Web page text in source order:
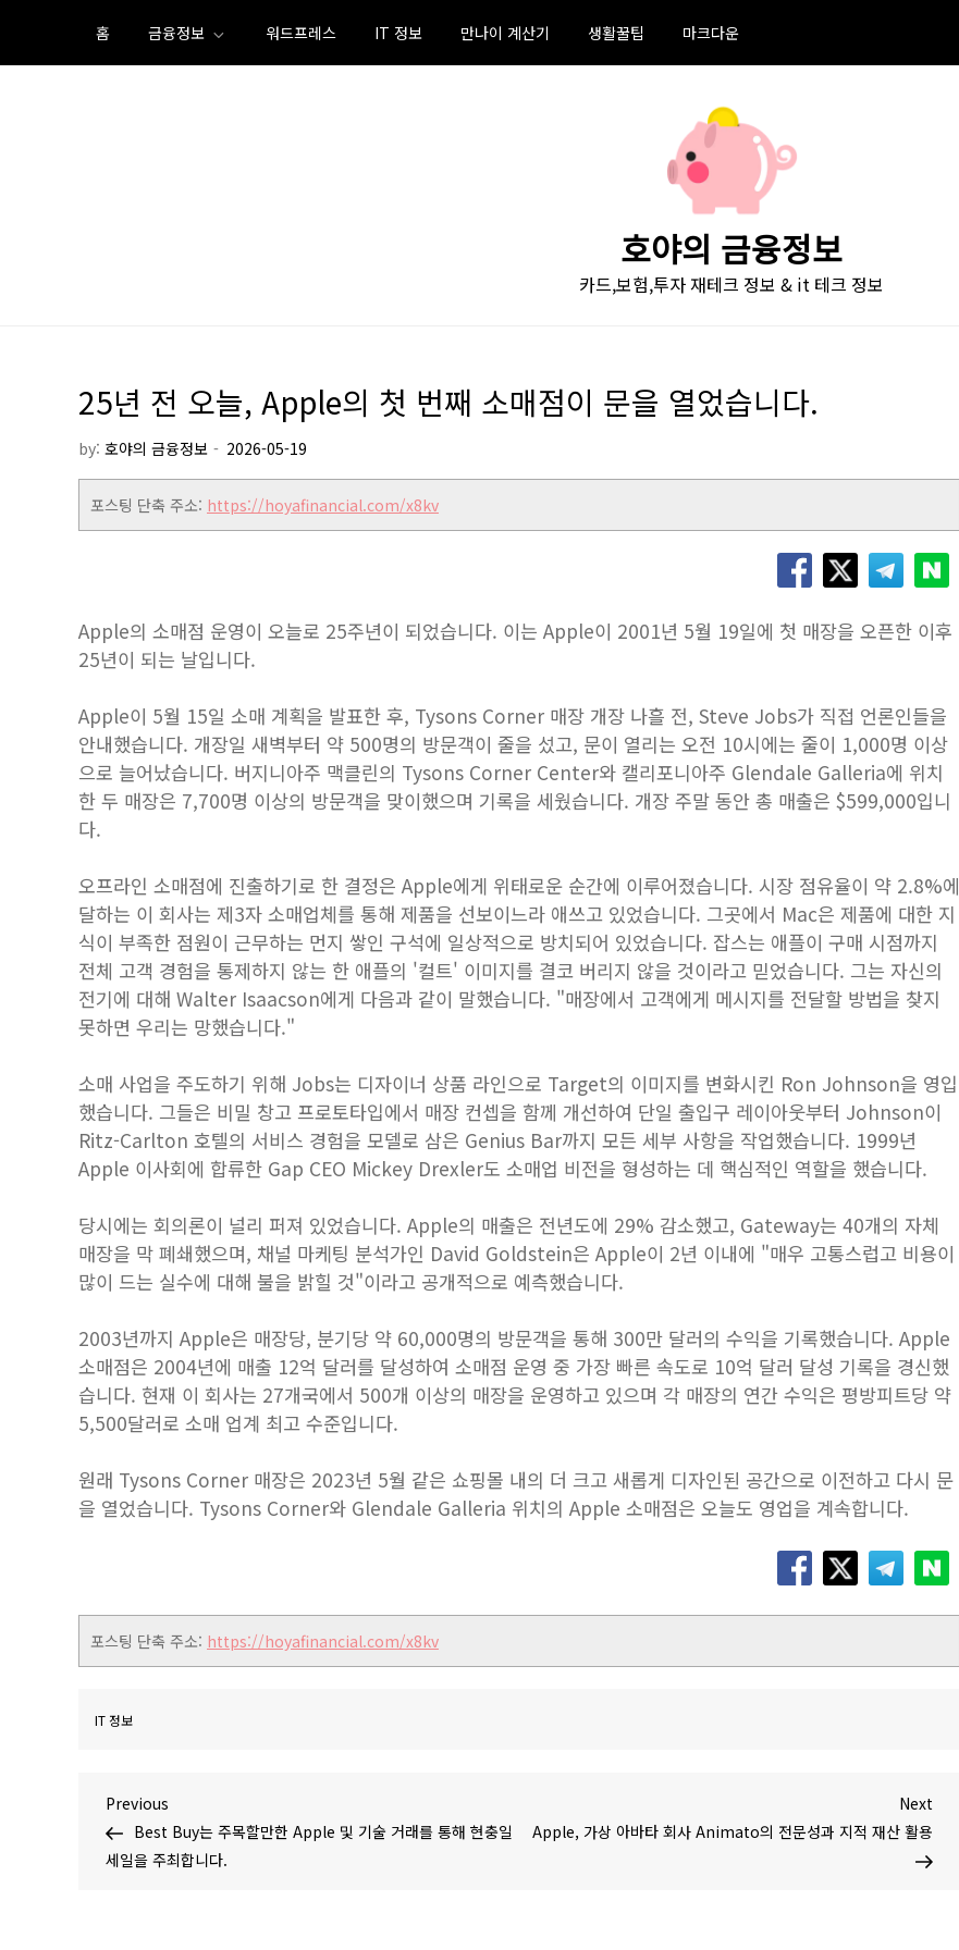
content
홈 금융정보 워드프레스 IT 정보 만나이 계산기 생활꿀팁 마크다운
호야의 금융정보
카드,보험,투자 재테크 정보 & it 테크 정보
25년 전 오늘, Apple의 첫 번째 소매점이 문을 열었습니다.
by: 호야의 금융정보
포스팅 단축 주소: https://hoyafinancial.com/x8kv
Apple의 소매점 운영이 오늘로 25주년이 되었습니다. 이는 Apple이 2001년 5월 19일에 첫 매장을 오픈한 이후
25년이 되는 날입니다.
Apple이 5월 15일 소매 계획을 발표한 후, Tysons Corner 매장 개장 나흘 전, Steve Jobs가 직접 언론인들을
안내했습니다. 개장일 새벽부터 약 500명의 방문객이 줄을 섰고, 문이 열리는 오전 10시에는 줄이 1,000명 이상
으로 늘어났습니다. 버지니아주 맥클린의 Tysons Corner Center와 캘리포니아주 Glendale Galleria에 위치
한 두 매장은 7,700명 이상의 방문객을 맞이했으며 기록을 세웠습니다. 개장 주말 동안 총 매출은 $599,000입니
다.
오프라인 소매점에 진출하기로 한 결정은 Apple에게 위태로운 순간에 이루어졌습니다. 시장 점유율이 약 2.8%에
달하는 이 회사는 제3자 소매업체를 통해 제품을 선보이느라 애쓰고 있었습니다. 그곳에서 Mac은 제품에 대한 지
식이 부족한 점원이 근무하는 먼지 쌓인 구석에 일상적으로 방치되어 있었습니다. 잡스는 애플이 구매 시점까지
전체 고객 경험을 통제하지 않는 한 애플의 '컬트' 이미지를 결코 버리지 않을 것이라고 믿었습니다. 그는 자신의
전기에 대해 Walter Isaacson에게 다음과 같이 말했습니다. "매장에서 고객에게 메시지를 전달할 방법을 찾지
못하면 우리는 망했습니다."
소매 사업을 주도하기 위해 Jobs는 디자이너 상품 라인으로 Target의 이미지를 변화시킨 Ron Johnson을 영입
했습니다. 그들은 비밀 창고 프로토타입에서 매장 컨셉을 함께 개선하여 단일 출입구 레이아웃부터 Johnson이
Ritz-Carlton 호텔의 서비스 경험을 모델로 삼은 Genius Bar까지 모든 세부 사항을 작업했습니다. 1999년
Apple 이사회에 합류한 Gap CEO Mickey Drexler도 소매업 비전을 형성하는 데 핵심적인 역할을 했습니다.
당시에는 회의론이 널리 퍼져 있었습니다. Apple의 매출은 전년도에 29% 감소했고, Gateway는 40개의 자체
매장을 막 폐쇄했으며, 채널 마케팅 분석가인 David Goldstein은 Apple이 2년 이내에 "매우 고통스럽고 비용이
많이 드는 실수에 대해 불을 밝힐 것"이라고 공개적으로 예측했습니다.
2003년까지 Apple은 매장당, 분기당 약 60,000명의 방문객을 통해 300만 달러의 수익을 기록했습니다. Apple
소매점은 2004년에 매출 12억 달러를 달성하여 소매점 운영 중 가장 빠른 속도로 10억 달러 달성 기록을 경신했
습니다. 현재 이 회사는 27개국에서 500개 이상의 매장을 운영하고 있으며 각 매장의 연간 수익은 평방피트당 약
5,500달러로 소매 업계 최고 수준입니다.
원래 Tysons Corner 매장은 2023년 5월 같은 쇼핑몰 내의 더 크고 새롭게 디자인된 공간으로 이전하고 다시 문
을 열었습니다. Tysons Corner와 Glendale Galleria 위치의 Apple 소매점은 오늘도 영업을 계속합니다.
포스팅 단축 주소: https://hoyafinancial.com/x8kv
IT 정보
글
탐
Previous
Post
Previous
Best Buy는 주목할만한 Apple 및 기술 거래를 통해 현충일
세일을 주최합니다.
Next
Apple, 가상 아바타 회사 Animato의 전문성과 지적 재산 활용